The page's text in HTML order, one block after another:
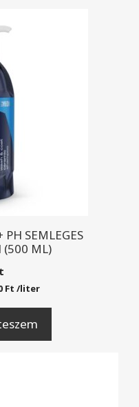
SEMLEGES
(500 ML)
Ft /liter